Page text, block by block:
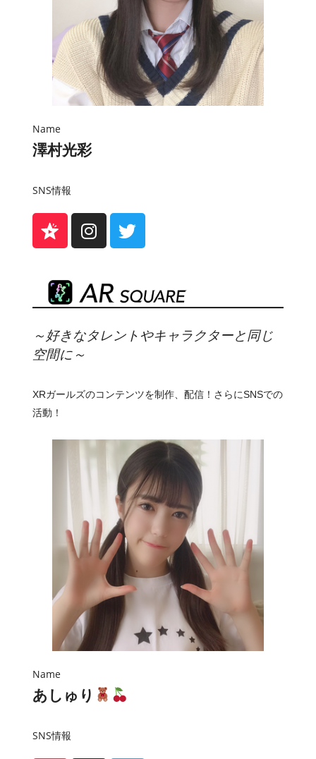
Name
澤村光彩
SNS情報
～好きなタレントやキャラクターと同じ
空間に～
XRガールズのコンテンツを制作、配信！さらにSNSでの
活動！
Name
あしゅり
SNS情報